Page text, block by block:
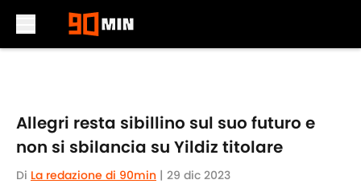
Allegri resta sibillino sul suo futuro e
non si sbilancia su Yildiz titolare
Di La redazione di 90min | 29 dic 2023